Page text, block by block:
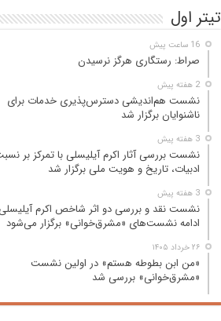
تیتر اول
16 ساعت پیش
صراط: رستگاری هرگز نرسیدن
2 هفته پیش
نشست هم‌اندیشی دسترس‌پذیری خدمات برای
ناشنوایان برگزار شد
3 هفته پیش
نشست بررسی آثار اکرم آیلیسلی با تمرکز بر
ادبیات، تاریخ و هویت ملی برگزار شد
3 هفته پیش
نشست نقد و بررسی دو اثر شاخص اکرم
ادامه نشست‌های «مشرق‌خوانی» برگزار می‌شود
۲۶ خرداد ۱۴۰۵
«من ابن بطوطه هستم» در اولین نشست
«مشرق‌خوانی» بررسی شد